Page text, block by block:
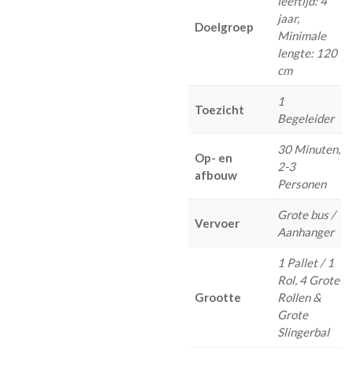
Doelgroep
jaar,
Minimale
lengte: 120
cm
Toezicht
1
Begeleider
Op- en
afbouw
30 Minuten,
2-3
Personen
Vervoer
Grote bus /
Aanhanger
Grootte
1 Pallet / 1
Rol, 4 Grote
Rollen &
Grote
Slingerbal